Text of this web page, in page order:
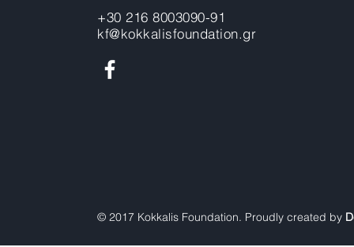
+30 216 8003090-91
kf@kokkalisfoundation.gr
© 2017 Kokkalis Foundation. Proudly created by